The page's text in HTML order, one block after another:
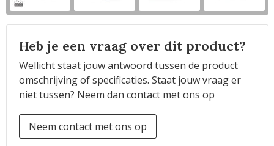
Heb je een vraag over dit product?
Wellicht staat jouw antwoord tussen de product
omschrijving of specificaties. Staat jouw vraag er
niet tussen? Neem dan contact met ons op
Neem contact met ons op